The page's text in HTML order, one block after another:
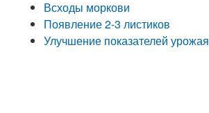
Всходы моркови
Появление 2-3 листиков
Улучшение показателей урожая